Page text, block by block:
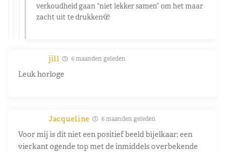
verkoudheid gaan “niet lekker samen” om het maar
zacht uit te drukken🫣
jill 6 maanden geleden
Leuk horloge
Jacqueline 6 maanden geleden
Voor mij is dit niet een positief beeld bijelkaar; een
vierkant ogende top met de inmiddels overbekende